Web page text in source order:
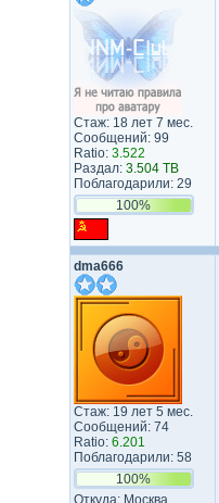
Стаж: 18 лет 7 мес.
Сообщений: 99
Ratio: 3.522
Раздал: 3.504 TB
Поблагодарили: 29
100%
dma666
Стаж: 19 лет 5 мес.
Сообщений: 74
Ratio: 6.201
Поблагодарили: 58
100%
Откуда: Москва